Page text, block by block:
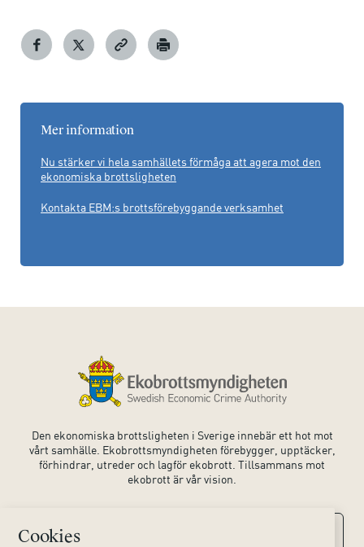
Cookies
Mer information
Nu stärker vi hela samhällets förmåga att agera mot den
ekonomiska brottsligheten
Kontakta EBM:s brottsförebyggande verksamhet
Den ekonomiska brottsligheten i Sverige innebär ett hot mot
vårt samhälle. Ekobrottsmyndigheten förebygger, upptäcker,
förhindrar, utreder och lagför ekobrott. Tillsammans mot
ekobrott är vår vision.
Kontaktuppgifter